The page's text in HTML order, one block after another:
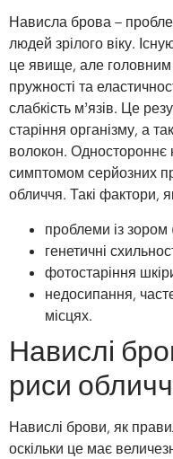
Нависла брова –
людей зрілого віку.
це явище, але головним
пружності та
слабкість м’язів. Це
старіння організму, а
волокон. Одностороннє
симптомом серйозних
обличчя. Такі фактори,
проблеми із зором
генетичні
фотостаріння
недосипання,
місцях.
Навислі
риси
Навислі брови, як
оскільки це має